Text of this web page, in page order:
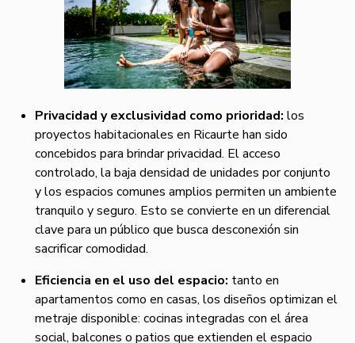
Privacidad y exclusividad como prioridad: los
proyectos habitacionales en Ricaurte han sido
concebidos para brindar privacidad. El acceso
controlado, la baja densidad de unidades por conjunto
y los espacios comunes amplios permiten un ambiente
tranquilo y seguro. Esto se convierte en un diferencial
clave para un público que busca desconexión sin
sacrificar comodidad.
Eficiencia en el uso del espacio: tanto en
apartamentos como en casas, los diseños optimizan el
metraje disponible: cocinas integradas con el área
social, balcones o patios que extienden el espacio